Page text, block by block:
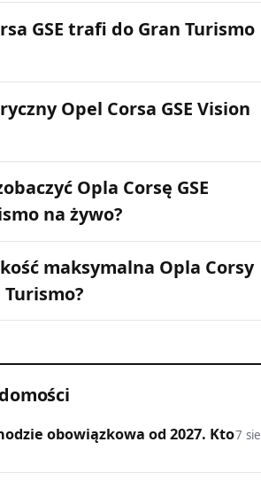
GSE trafi do Gran Turismo
Opel Corsa GSE Vision
Opla Corsę GSE
na żywo?
maksymalna Opla Corsy
Turismo?
obowiązkowa od 2027. Kto7 sie